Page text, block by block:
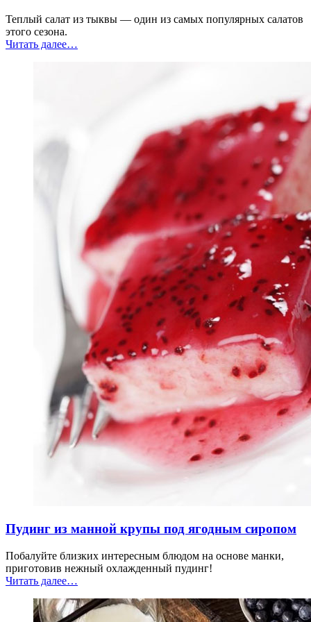
Теплый салат из тыквы — один из самых популярных салатов
этого сезона.
Читать далее“Теплый
…
Пудинг из манной крупы под ягодным сиропом
Побалуйте близких интересным блюдом на основе манки,
приготовив нежный охлажденный пудинг!
Читать далее“Пудинг
манной
крупы
…